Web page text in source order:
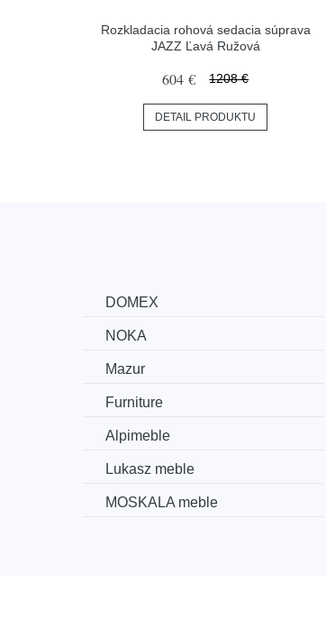
Rozkladacia rohová sedacia súprava
JAZZ Ľavá Ružová
604 € 1208 €
DETAIL PRODUKTU
DOMEX
NOKA
Mazur
Furniture
Alpimeble
Lukasz meble
MOSKALA meble